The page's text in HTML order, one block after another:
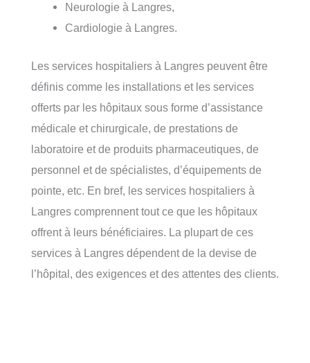
Neurologie à Langres,
Cardiologie à Langres.
Les services hospitaliers à Langres peuvent être
définis comme les installations et les services
offerts par les hôpitaux sous forme d’assistance
médicale et chirurgicale, de prestations de
laboratoire et de produits pharmaceutiques, de
personnel et de spécialistes, d’équipements de
pointe, etc. En bref, les services hospitaliers à
Langres comprennent tout ce que les hôpitaux
offrent à leurs bénéficiaires. La plupart de ces
services à Langres dépendent de la devise de
l’hôpital, des exigences et des attentes des clients.